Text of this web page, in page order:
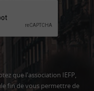
que l'association IEFP,
fin de vous permettre de